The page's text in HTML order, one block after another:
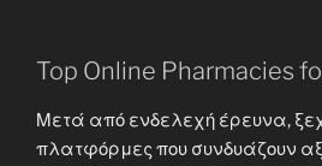
Top Online Pharmacies
Μετά από ενδελεχή έρευνα,
πλατφόρμες που συνδυάζουν